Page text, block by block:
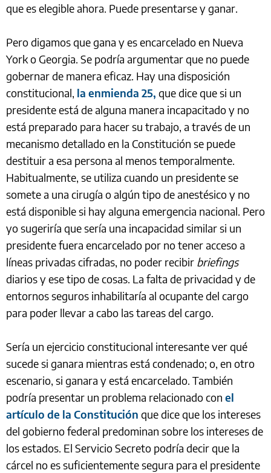
que es elegible ahora. Puede presentarse y ganar.
Pero digamos que gana y es encarcelado en Nueva
York o Georgia. Se podría argumentar que no puede
gobernar de manera eficaz. Hay una disposición
constitucional, la enmienda 25, que dice que si un
presidente está de alguna manera incapacitado y no
está preparado para hacer su trabajo, a través de un
mecanismo detallado en la Constitución se puede
destituir a esa persona al menos temporalmente.
Habitualmente, se utiliza cuando un presidente se
somete a una cirugía o algún tipo de anestésico y no
está disponible si hay alguna emergencia nacional. Pero
yo sugeriría que sería una incapacidad similar si un
presidente fuera encarcelado por no tener acceso a
líneas privadas cifradas, no poder recibir briefings
diarios y ese tipo de cosas. La falta de privacidad y de
entornos seguros inhabilitaría al ocupante del cargo
para poder llevar a cabo las tareas del cargo.
Sería un ejercicio constitucional interesante ver qué
sucede si ganara mientras está condenado; o, en otro
escenario, si ganara y está encarcelado. También
podría presentar un problema relacionado con el
artículo de la Constitución que dice que los intereses
del gobierno federal predominan sobre los intereses de
los estados. El Servicio Secreto podría decir que la
cárcel no es suficientemente segura para el presidente